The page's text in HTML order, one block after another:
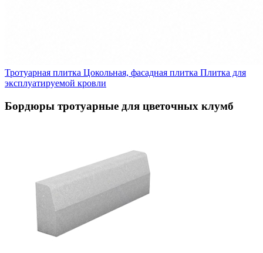
Тротуарная плитка Цокольная, фасадная плитка Плитка для
эксплуатируемой кровли
Бордюры тротуарные для цветочных клумб